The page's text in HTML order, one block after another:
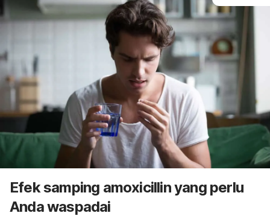
Efek samping amoxicillin yang perlu
Anda waspadai